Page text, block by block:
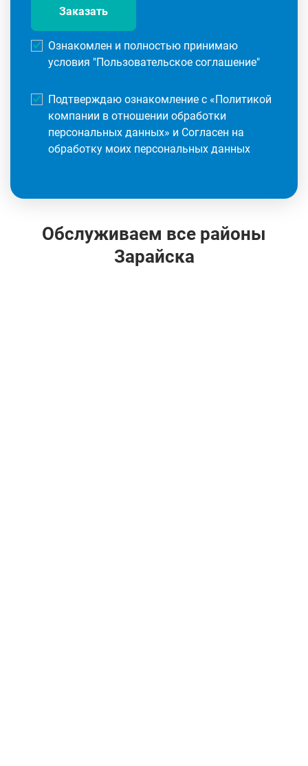
Заказать
Ознакомлен и полностью принимаю
условия "Пользовательское соглашение"
Подтверждаю ознакомление с «Политикой
компании в отношении обработки
персональных данных» и Согласен на
обработку моих персональных данных
Обслуживаем все районы
Зарайска